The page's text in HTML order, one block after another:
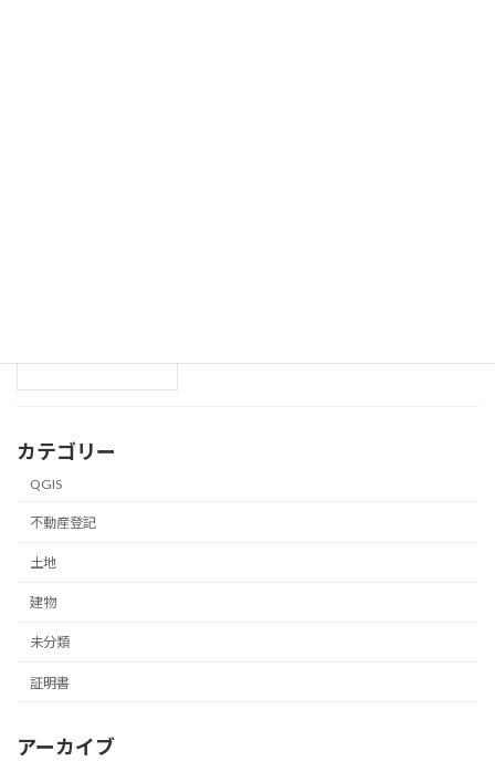
カテゴリー
QGIS
不動産登記
土地
建物
未分類
証明書
アーカイブ